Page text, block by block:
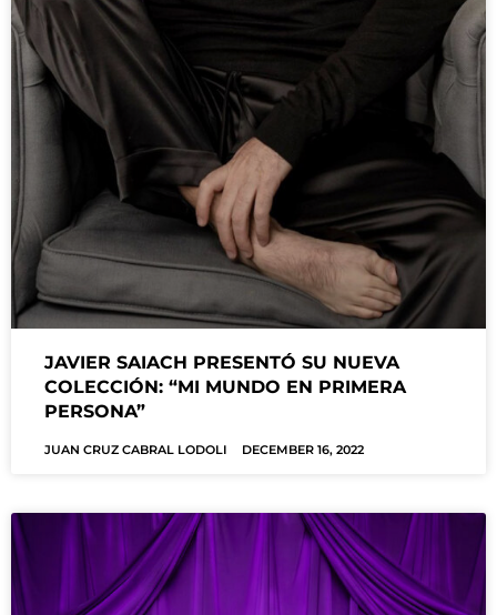
JAVIER SAIACH PRESENTÓ SU NUEVA
COLECCIÓN: “MI MUNDO EN PRIMERA
PERSONA”
JUAN CRUZ CABRAL LODOLI DECEMBER 16, 2022